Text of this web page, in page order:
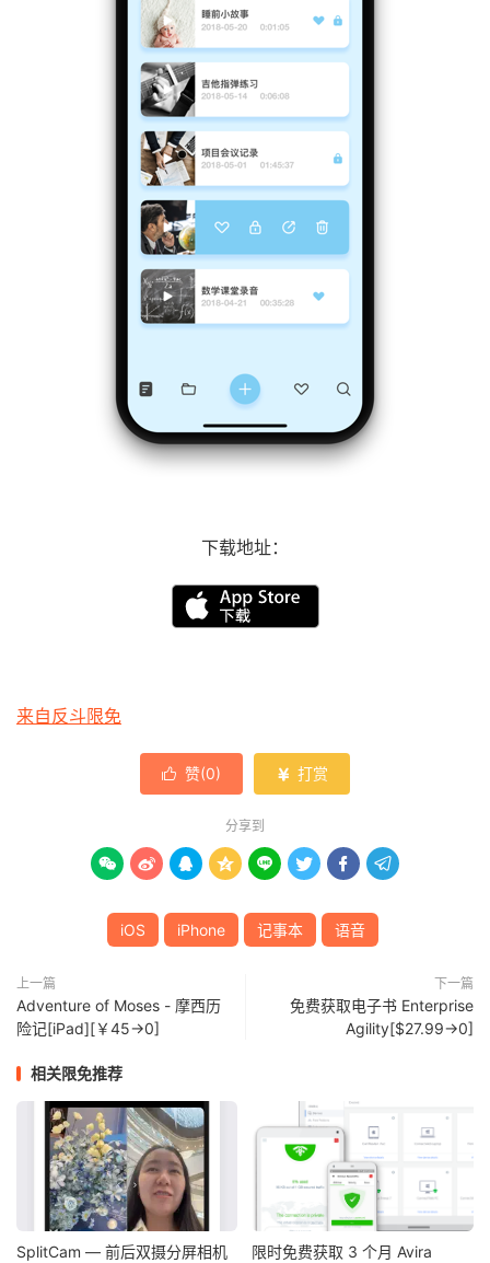
下载地址：
来自反斗限免
 赞(0)  打赏
分享到
       
iOS iPhone 记事本 语音
上一篇
Adventure of Moses - 摩西历
险记[iPad][￥45→0]
下一篇
免费获取电子书 Enterprise
Agility[$27.99→0]
相关限免推荐
SplitCam — 前后双摄分屏相机
限时免费获取 3 个月 Avira